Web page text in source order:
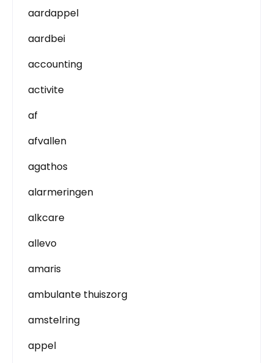
aardappel
aardbei
accounting
activite
af
afvallen
agathos
alarmeringen
alkcare
allevo
amaris
ambulante thuiszorg
amstelring
appel